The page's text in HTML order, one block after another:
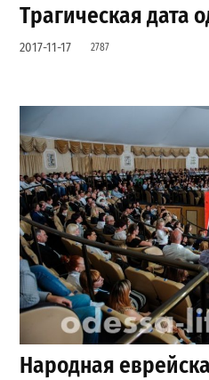
Трагическая дата
2017-11-17 2787
Народная